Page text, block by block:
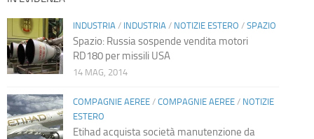
INDUSTRIA/ INDUSTRIA/ NOTIZIE ESTERO / SPAZIO
Spazio: Russia sospende vendita motori
RD180 per missili USA
14 MAG, 2014
COMPAGNIE AEREE/ COMPAGNIE AEREE/ NOTIZIE
ESTERO
Etihad acquista società manutenzione da